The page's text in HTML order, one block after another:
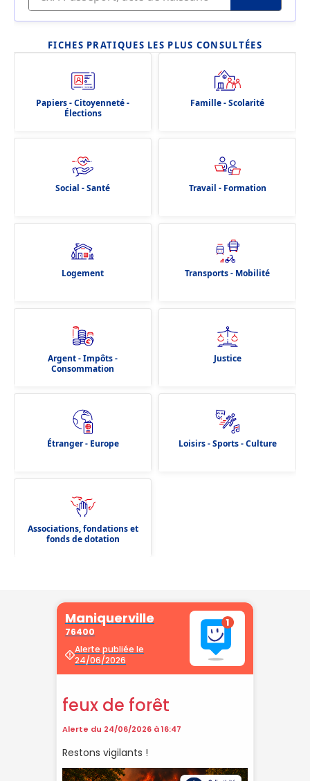
FICHES PRATIQUES LES PLUS CONSULTÉES
Papiers - Citoyenneté -
Élections
Famille - Scolarité
Social - Santé Travail - Formation
Logement Transports - Mobilité
Argent - Impôts -
Consommation
Justice
Étranger - Europe Loisirs - Sports - Culture
Associations, fondations et
fonds de dotation